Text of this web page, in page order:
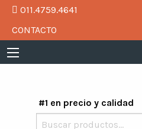
011.4759.4641
CONTACTO
#1 en precio y calidad